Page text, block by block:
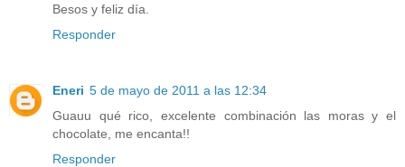
Besos y feliz día.
Responder
Eneri 5 de mayo de 2011 a las 12:34
Guauu qué rico, excelente combinación las moras y el
chocolate, me encanta!!
Responder